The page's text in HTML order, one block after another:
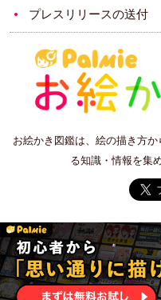
プレスリリースの送付
お絵かき図鑑は、絵の描き方
る知識・情報を集